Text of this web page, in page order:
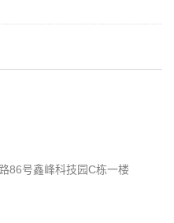
86号鑫峰科技园C栋一楼